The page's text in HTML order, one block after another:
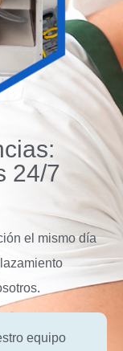
24/7
el mismo día
equipo